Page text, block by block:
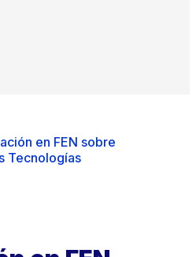
en FEN sobre
Tecnologías